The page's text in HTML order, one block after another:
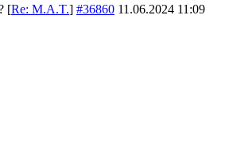
[Re: M.A.T.] #36860 11.06.2024 11:09